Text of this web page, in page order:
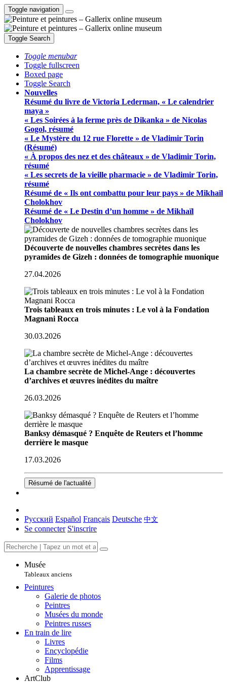
Toggle navigation
Toggle Search
Toggle menubar
Toggle fullscreen
Boxed page
Toggle Search
Nouvelles
Résumé du livre de Victoria Lederman, « Le calendrier
maya »
« Les Soirées à la ferme près de Dikanka » de Nicolas
Gogol, résumé
« Le Mystère du 12 rue Florette » de Vladimir Torin
(Résumé)
« À propos des nez et des châteaux » de Vladimir Torin,
résumé
« Les secrets de la vieille pharmacie » de Vladimir Torin,
résumé
Résumé de « Ils ont combattu pour leur pays » de Mikhaïl
Cholokhov
Résumé de « Le Destin d’un homme » de Mikhaïl
Cholokhov
Découverte de nouvelles chambres secrètes dans les
pyramides de Gizeh : données de tomographie muonique
27.04.2026
Trois tableaux en trois minutes : Le vol à la Fondation
Magnani Rocca
30.03.2026
La chambre secrète de Michel-Ange : découvertes
d’archives et œuvres inédites du maître
26.03.2026
Banksy démasqué ? Enquête de Reuters et l’homme
derrière le masque
17.03.2026
Résumé de l'actualité
Русский Español Français Deutsche 中文
Se connecter S'inscrire
Musée
Tableaux anciens
Peintures
Galerie de photos
Peintres
Musées du monde
Peintres russes
En train de lire
Livres
Encyclopédie
Films
Apprentissage
ArtClub